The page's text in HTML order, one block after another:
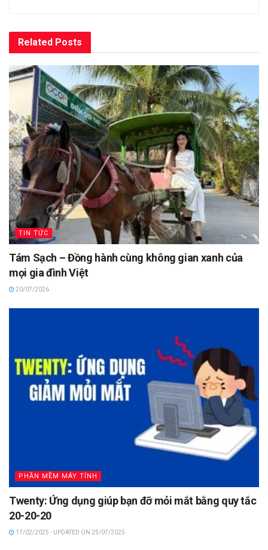
Related Posts
TIN TỨC
Tám Sạch – Đồng hành cùng không gian xanh của
mọi gia đình Việt
20/07/2026
PHẦN MỀM MÁY TÍNH
Twenty: Ứng dụng giúp bạn đỡ mỏi mắt bằng quy tắc
20-20-20
17/02/2025 - UPDATED ON 25/07/2025